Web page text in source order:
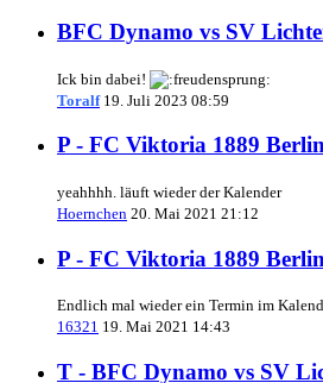
BFC Dynamo vs SV
Ick bin dabei!
Toralf 19. Juli 2023 08:59
P - FC Viktoria 1889
yeahhhh. läuft wieder der Kalender
Hoernchen 20. Mai 2021 21:12
P - FC Viktoria 1889
Endlich mal wieder ein Termin im
16321 19. Mai 2021 14:43
T - BFC Dynamo vs SV